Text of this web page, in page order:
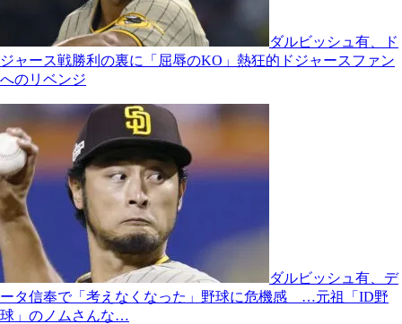
ダルビッシュ有、ド
ジャース戦勝利の裏に「屈辱のKO」熱狂的ドジャースファン
へのリベンジ
ダルビッシュ有、デ
ータ信奉で「考えなくなった」野球に危機感 …元祖「ID野
球」のノムさんな…